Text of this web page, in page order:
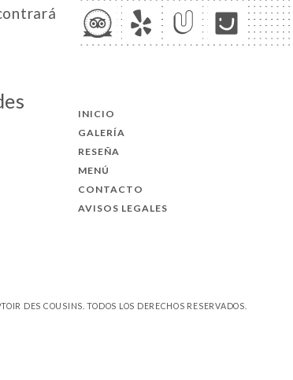
INICIO
GALERÍA
RESEÑA
MENÚ
CONTACTO
AVISOS LEGALES
DES COUSINS. TODOS LOS DERECHOS RESERVADOS.